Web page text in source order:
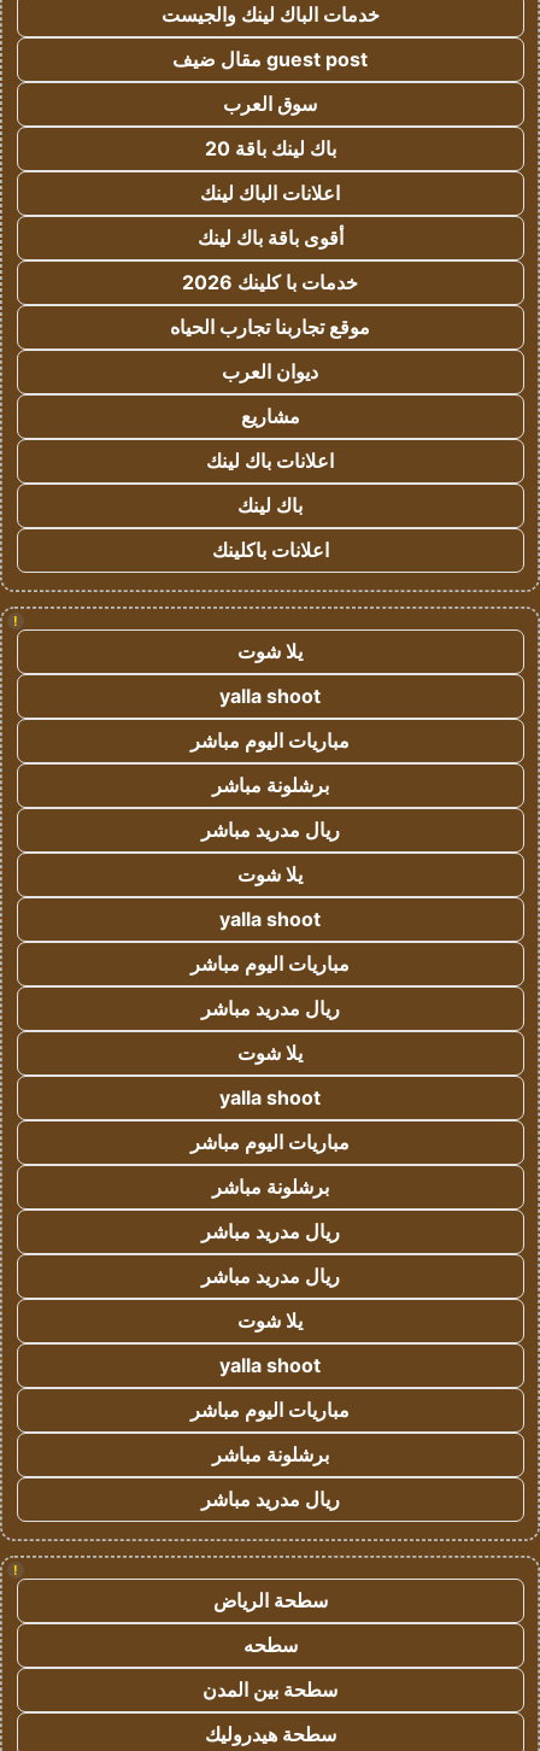
خدمات الباك لينك والجيست
guest post مقال ضيف
سوق العرب
باك لينك باقة 20
اعلانات الباك لينك
أقوى باقة باك لينك
خدمات با كلينك 2026
موقع تجاربنا تجارب الحياه
ديوان العرب
مشاريع
اعلانات باك لينك
باك لينك
اعلانات باكلينك
!
يلا شوت
yalla shoot
مباريات اليوم مباشر
برشلونة مباشر
ريال مدريد مباشر
يلا شوت
yalla shoot
مباريات اليوم مباشر
ريال مدريد مباشر
يلا شوت
yalla shoot
مباريات اليوم مباشر
برشلونة مباشر
ريال مدريد مباشر
ريال مدريد مباشر
يلا شوت
yalla shoot
مباريات اليوم مباشر
برشلونة مباشر
ريال مدريد مباشر
!
سطحة الرياض
سطحه
سطحة بين المدن
سطحة هيدروليك